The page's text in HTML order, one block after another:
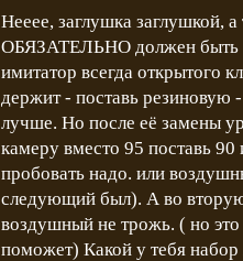
Нееее, заглушка заглушкой,
ОБЯЗАТЕЛЬНО должен быть
имитатор всегда открытого
держит - поставь
лучше. Но после её замены
камеру вместо 95 поставь
пробовать надо. или
следующий был). А во
воздушный не трожь. ( но это
поможет) Какой у тебя набор